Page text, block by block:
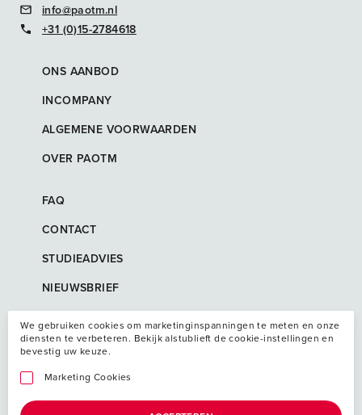
info@paotm.nl
+31 (0)15-2784618
ONS AANBOD
INCOMPANY
ALGEMENE VOORWAARDEN
OVER PAOTM
FAQ
CONTACT
STUDIEADVIES
NIEUWSBRIEF
We gebruiken cookies om marketinginspanningen te meten en onze
diensten te verbeteren. Bekijk alstublieft de cookie-instellingen en
bevestig uw keuze.
Marketing Cookies